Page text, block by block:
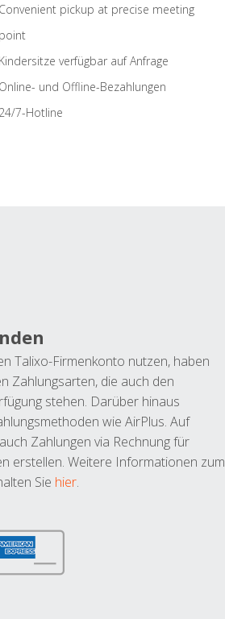
Convenient pickup at precise meeting
point
Kindersitze verfügbar auf Anfrage
Online- und Offline-Bezahlungen
24/7-Hotline
Talixo-Firmenkonto nutzen, haben
Zahlungsarten, die auch den
stehen. Darüber hinaus
wie AirPlus. Auf
Zahlungen via Rechnung für
erstellen. Weitere Informationen zum
Sie hier.